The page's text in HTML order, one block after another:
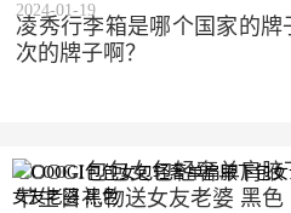
凌秀行李箱是哪个国家的牌
次的牌子啊？
2024-01-19
COOGI包包女包轻奢单肩
节生日礼物送女友老婆 黑色